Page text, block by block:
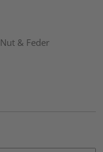
& Feder